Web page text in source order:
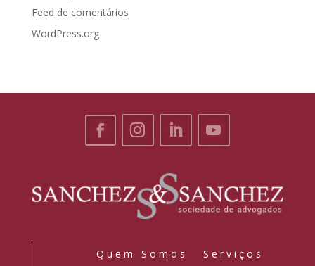
Feed de comentários
WordPress.org
Quem Somos Serviços